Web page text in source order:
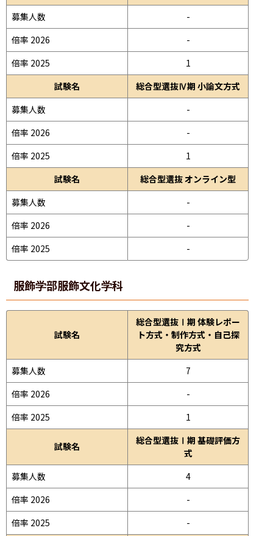
募集人数
-
倍率 2026
-
倍率 2025
1
試験名
総合型選抜Ⅳ期 小論文方式
募集人数
-
倍率 2026
-
倍率 2025
1
試験名
総合型選抜 オンライン型
募集人数
-
倍率 2026
-
倍率 2025
-
服飾学部服飾文化学科
試験名
総合型選抜Ⅰ期 体験レポー
ト方式・制作方式・自己探
究方式
募集人数
7
倍率 2026
-
倍率 2025
1
試験名
総合型選抜Ⅰ期 基礎評価方
式
募集人数
4
倍率 2026
-
倍率 2025
-